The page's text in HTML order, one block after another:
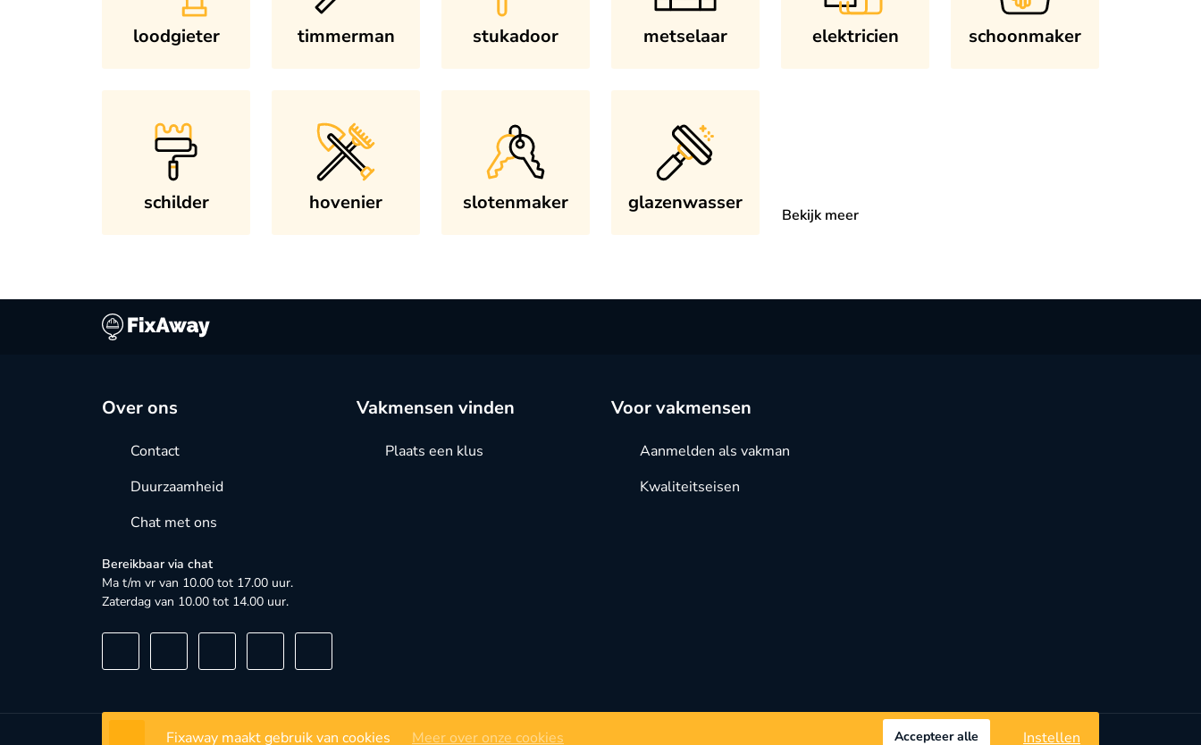
loodgieter timmerman stukadoor metselaar elektricien schoonmaker
schilder hovenier slotenmaker glazenwasser
Bekijk meer
Over ons
Contact
Duurzaamheid
Chat met ons
Bereikbaar via chat
Ma t/m vr van 10.00 tot 17.00 uur.
Zaterdag van 10.00 tot 14.00 uur.
Vakmensen vinden
Plaats een klus
Voor vakmensen
Aanmelden als vakman
Kwaliteitseisen
Fixaway maakt gebruik van cookies Meer over onze cookies Accepteer alle Instellen